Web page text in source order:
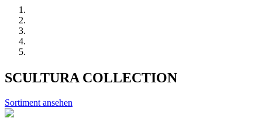
SCULTURA COLLECTION
Sortiment ansehen